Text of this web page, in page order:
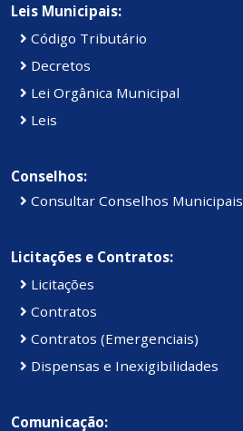
Leis Municipais:
Código Tributário
Decretos
Lei Orgânica Municipal
Leis
Conselhos:
Consultar Conselhos Municipais
Licitações e Contratos:
Licitações
Contratos
Contratos (Emergenciais)
Dispensas e Inexigibilidades
Comunicação: